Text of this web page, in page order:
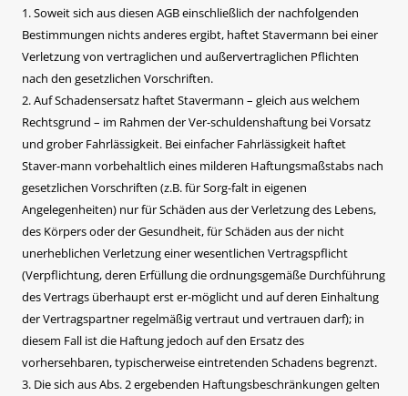
1. Soweit sich aus diesen AGB einschließlich der nachfolgenden
Bestimmungen nichts anderes ergibt, haftet Stavermann bei einer
Verletzung von vertraglichen und außervertraglichen Pflichten
nach den gesetzlichen Vorschriften.
2. Auf Schadensersatz haftet Stavermann – gleich aus welchem
Rechtsgrund – im Rahmen der Ver-schuldenshaftung bei Vorsatz
und grober Fahrlässigkeit. Bei einfacher Fahrlässigkeit haftet
Staver-mann vorbehaltlich eines milderen Haftungsmaßstabs nach
gesetzlichen Vorschriften (z.B. für Sorg-falt in eigenen
Angelegenheiten) nur für Schäden aus der Verletzung des Lebens,
des Körpers oder der Gesundheit, für Schäden aus der nicht
unerheblichen Verletzung einer wesentlichen Vertragspflicht
(Verpflichtung, deren Erfüllung die ordnungsgemäße Durchführung
des Vertrags überhaupt erst er-möglicht und auf deren Einhaltung
der Vertragspartner regelmäßig vertraut und vertrauen darf); in
diesem Fall ist die Haftung jedoch auf den Ersatz des
vorhersehbaren, typischerweise eintretenden Schadens begrenzt.
3. Die sich aus Abs. 2 ergebenden Haftungsbeschränkungen gelten